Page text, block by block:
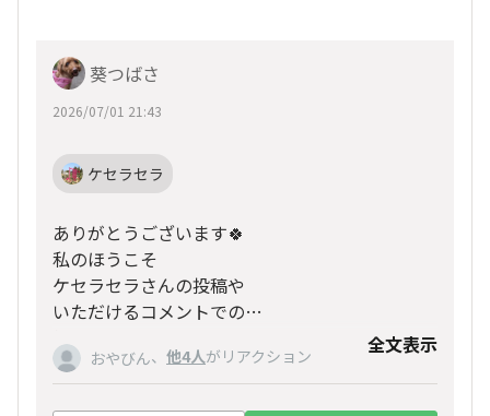
葵つばさ
2026/07/01 21:43
ケセラセラ
ありがとうございます🍀
私のほうこそ
ケセラセラさんの投稿や
いただけるコメントでの
優しぃ人柄に
癒されています🥰
ありがとう〜📢💜💐
(≧∇≦)b🎠
おやびん、 他4人がリアクション 全文表示